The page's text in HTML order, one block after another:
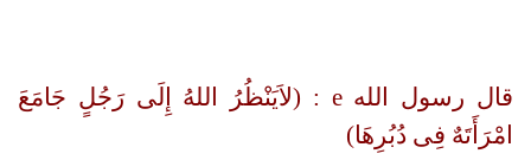
قال رسول اللهe : (لاَيَنْظُرُ اللهُ إِلَى رَجُلٍ جَامَعَ
امْرَأَتَهٌ فِى دُبُرِهَا)